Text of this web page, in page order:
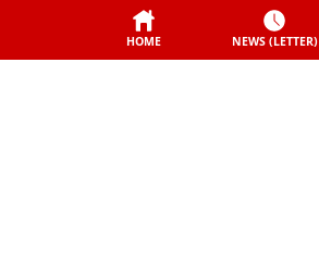
HOME NEWS (LETTER)